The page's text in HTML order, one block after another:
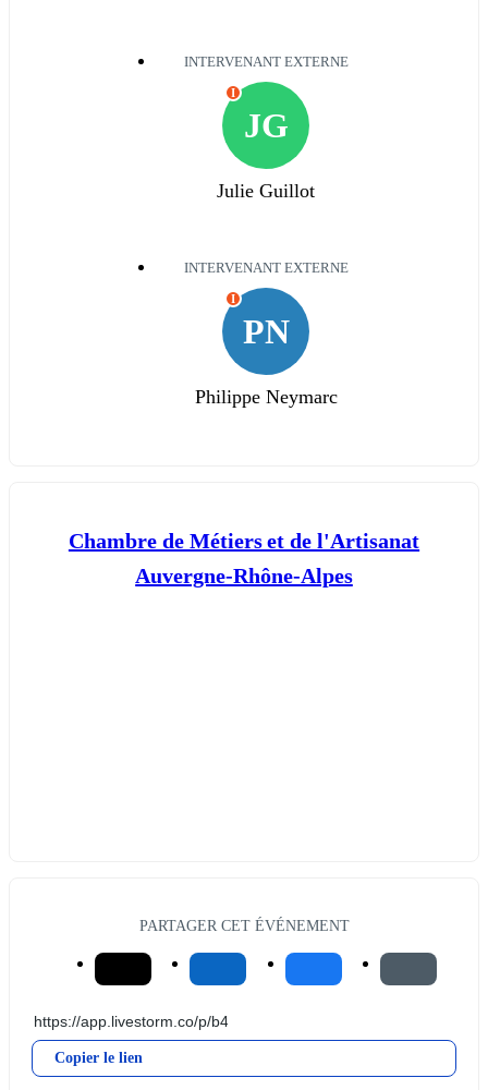
INTERVENANT EXTERNE
JG
I
Julie Guillot
INTERVENANT EXTERNE
PN
I
Philippe Neymarc
Chambre de Métiers et de l'Artisanat
Auvergne-Rhône-Alpes
PARTAGER CET ÉVÉNEMENT
Copier le lien